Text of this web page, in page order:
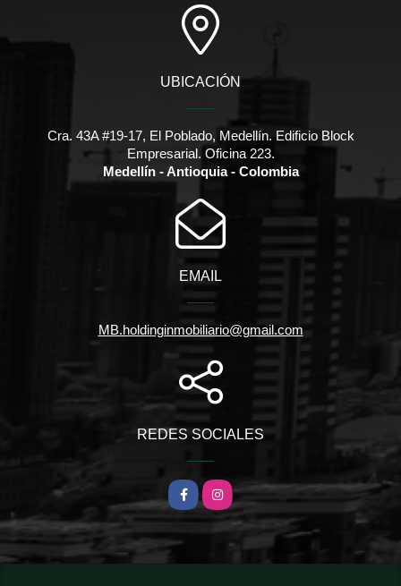
UBICACIÓN
Cra. 43A #19-17, El Poblado, Medellín. Edificio Block
Empresarial. Oficina 223.
Medellín - Antioquia - Colombia
EMAIL
MB.holdinginmobiliario@gmail.com
REDES SOCIALES
FacebookInstagram